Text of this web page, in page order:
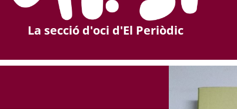
La secció d'oci d'El Periòdic